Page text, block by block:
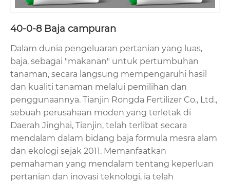
40-0-8 Baja campuran
Dalam dunia pengeluaran pertanian yang luas,
baja, sebagai "makanan" untuk pertumbuhan
tanaman, secara langsung mempengaruhi hasil
dan kualiti tanaman melalui pemilihan dan
penggunaannya. Tianjin Rongda Fertilizer Co., Ltd.,
sebuah perusahaan moden yang terletak di
Daerah Jinghai, Tianjin, telah terlibat secara
mendalam dalam bidang baja formula mesra alam
dan ekologi sejak 2011. Memanfaatkan
pemahaman yang mendalam tentang keperluan
pertanian dan inovasi teknologi, ia telah